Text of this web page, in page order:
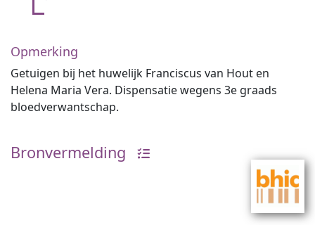
Opmerking
Getuigen bij het huwelijk Franciscus van Hout en
Helena Maria Vera. Dispensatie wegens 3e graads
bloedverwantschap.
Bronvermelding